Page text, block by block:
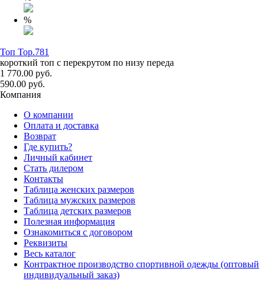
%
Топ Top.781
короткий топ с перекрутом по низу переда
1 770.00 руб.
590.00 руб.
Компания
О компании
Оплата и доставка
Возврат
Где купить?
Личный кабинет
Стать дилером
Контакты
Таблица женских размеров
Таблица мужских размеров
Таблица детских размеров
Полезная информация
Ознакомиться с договором
Реквизиты
Весь каталог
Контрактное производство спортивной одежды (оптовый
индивидуальный заказ)